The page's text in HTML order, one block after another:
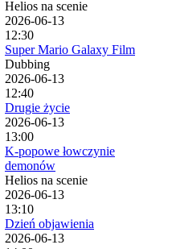
Helios na scenie
2026-06-13
12:30
Super Mario Galaxy Film
Dubbing
2026-06-13
12:40
Drugie życie
2026-06-13
13:00
K-popowe łowczynie
demonów
Helios na scenie
2026-06-13
13:10
Dzień objawienia
2026-06-13